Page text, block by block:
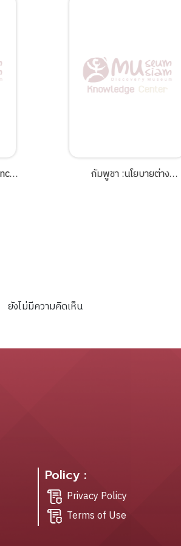
กัมพูชา :นโยบายต่าง
ยังไม่มีความคิดเห็น
Policy :
Privacy Policy
Terms of Use